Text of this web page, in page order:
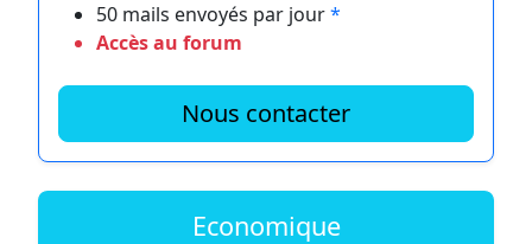
50 mails envoyés par jour*
Accès au forum
Nous contacter
Economique